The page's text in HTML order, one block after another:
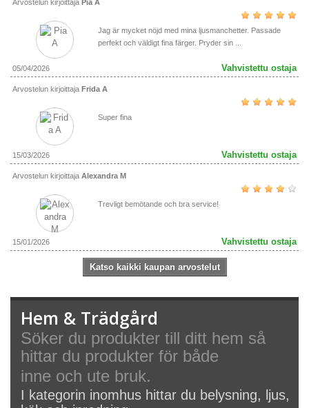
Arvostelun kirjoittaja Pia A
Jag är mycket nöjd med mina ljusmanchetter. Passade
perfekt och väldigt fina färger. Pryder sin ...
05/04/2026 Vahvistettu ostaja
Arvostelun kirjoittaja Frida A
Super fina
15/03/2026 Vahvistettu ostaja
Arvostelun kirjoittaja Alexandra M
Trevligt bemötande och bra service!
15/01/2026 Vahvistettu ostaja
Katso kaikki kaupan arvostelut
Hem & Trädgård
Söker du produkter till ditt hem så
hittar du produkter för både
inne och ute bruk.
I kategorin inomhus hittar du belysning, ljus,